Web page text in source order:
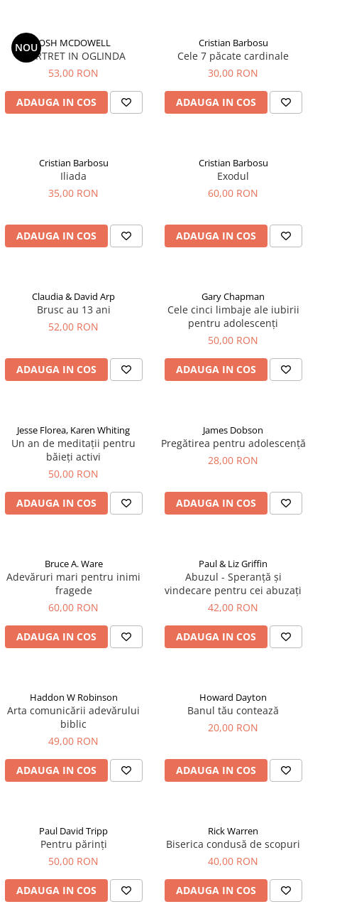
NOUJOSH MCDOWELL
PORTRET IN OGLINDA
53,00 RON
ADAUGA IN COS
Cristian Barbosu
Cele 7 păcate cardinale
30,00 RON
ADAUGA IN COS
Cristian Barbosu
Iliada
35,00 RON
ADAUGA IN COS
Cristian Barbosu
Exodul
60,00 RON
ADAUGA IN COS
Claudia & David Arp
Brusc au 13 ani
52,00 RON
ADAUGA IN COS
Gary Chapman
Cele cinci limbaje ale iubirii
pentru adolescenți
50,00 RON
ADAUGA IN COS
Jesse Florea, Karen Whiting
Un an de meditații pentru
băieți activi
50,00 RON
ADAUGA IN COS
James Dobson
Pregătirea pentru adolescență
28,00 RON
ADAUGA IN COS
Bruce A. Ware
Adevăruri mari pentru inimi
fragede
60,00 RON
ADAUGA IN COS
Paul & Liz Griffin
Abuzul - Speranță și
vindecare pentru cei abuzați
42,00 RON
ADAUGA IN COS
Haddon W Robinson
Arta comunicării adevărului
biblic
49,00 RON
ADAUGA IN COS
Howard Dayton
Banul tău contează
20,00 RON
ADAUGA IN COS
Paul David Tripp
Pentru părinți
50,00 RON
ADAUGA IN COS
Rick Warren
Biserica condusă de scopuri
40,00 RON
ADAUGA IN COS